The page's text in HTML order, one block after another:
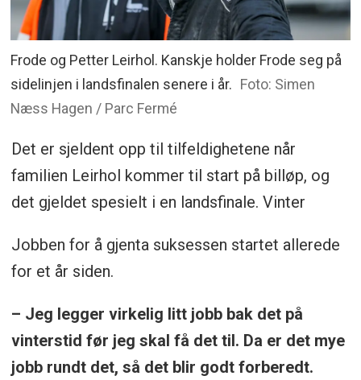
Frode og Petter Leirhol. Kanskje holder Frode seg på
sidelinjen i landsfinalen senere i år. Foto: Simen
Næss Hagen / Parc Fermé
Det er sjeldent opp til tilfeldighetene når
familien Leirhol kommer til start på billøp, og
det gjeldet spesielt i en landsfinale. Vinter
Jobben for å gjenta suksessen startet allerede
for et år siden.
– Jeg legger virkelig litt jobb bak det på
vinterstid før jeg skal få det til. Da er det mye
jobb rundt det, så det blir godt forberedt.